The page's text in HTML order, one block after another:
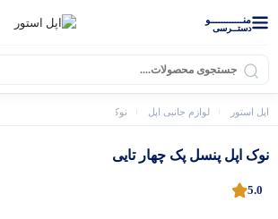
منــــــــــــو
دستــرسی
اپل استور لوازم جانبی اپل نوک اپل پنسل پک چهار تایی
نوک اپل پنسل پک چهار تایی
5.0